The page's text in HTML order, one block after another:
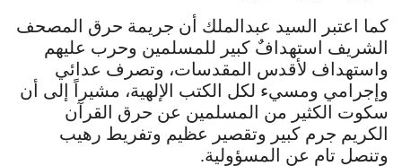
كما اعتبر السيد عبدالملك أن جريمة حرق المصحف
الشريف استهدافٌ كبير للمسلمين وحرب عليهم
واستهداف لأقدس المقدسات، وتصرف عدائي
وإجرامي ومسيء لكل الكتب الإلهية، مشيراً إلى أن
سكوت الكثير من المسلمين عن حرق القرآن
الكريم جرم كبير وتقصير عظيم وتفريط رهيب
وتنصل تام عن المسؤولية.